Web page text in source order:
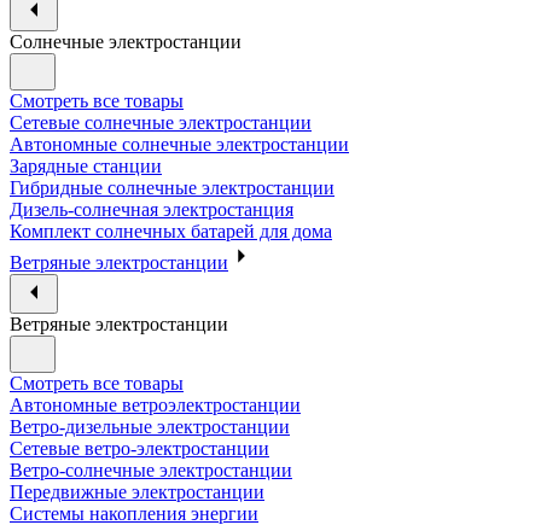
Солнечные электростанции
Смотреть все товары
Сетевые солнечные электростанции
Автономные солнечные электростанции
Зарядные станции
Гибридные солнечные электростанции
Дизель-солнечная электростанция
Комплект солнечных батарей для дома
Ветряные электростанции
Ветряные электростанции
Смотреть все товары
Автономные ветроэлектростанции
Ветро-дизельные электростанции
Сетевые ветро-электростанции
Ветро-солнечные электростанции
Передвижные электростанции
Системы накопления энергии